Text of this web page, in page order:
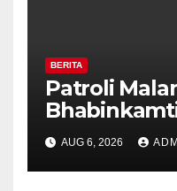
BERITA
Patroli
Pilar
Perkuat
Diajak
AUG 6, 2026